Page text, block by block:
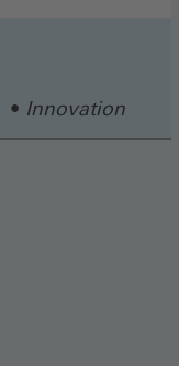
Innovation